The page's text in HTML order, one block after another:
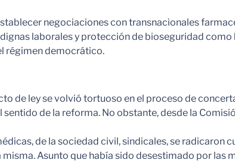
negociaciones con transnacionales
laborales y protección de bioseguridad
régimen democrático.
de ley se volvió tortuoso en el proceso de
sentido de la reforma. No obstante, desde la
de la sociedad civil, sindicales, se radicaron
Asunto que había sido desestimado por las